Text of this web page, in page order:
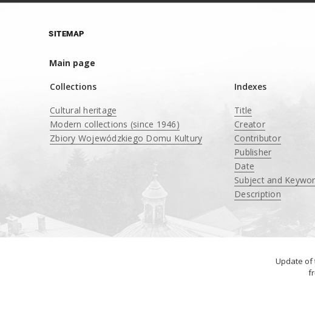
SITEMAP
Main page
Collections
Cultural heritage
Modern collections (since 1946)
Zbiory Wojewódzkiego Domu Kultury
Indexes
Title
Creator
Contributor
Publisher
Date
Subject and
Description
Update of